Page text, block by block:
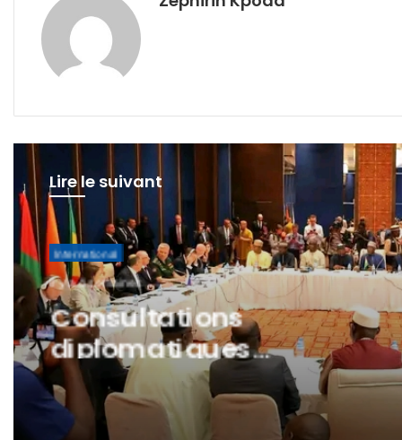
Lire le suivant
International
il y a 4 semaines
Consultations
diplomatiques
Confédération AES –
: un nouvel élan de